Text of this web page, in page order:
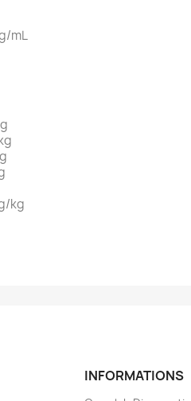
mL
kg
INFORMATIONS